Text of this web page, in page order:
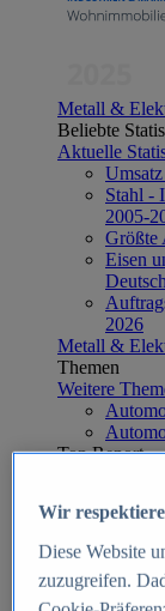
Metall &
Beliebte
Aktuelle
Stahl -
2005-
Größte
Eisen
2026
Metall &
Themen
Weitere
Top Report
E-commerce
Wir
Diese Website
zuzugreifen.